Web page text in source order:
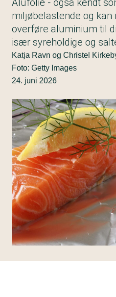
Alufolie - også kendt
miljøbelastende og
overføre aluminium til
især syreholdige og
Katja Ravn og Christel
Foto: Getty Images
24. juni 2026